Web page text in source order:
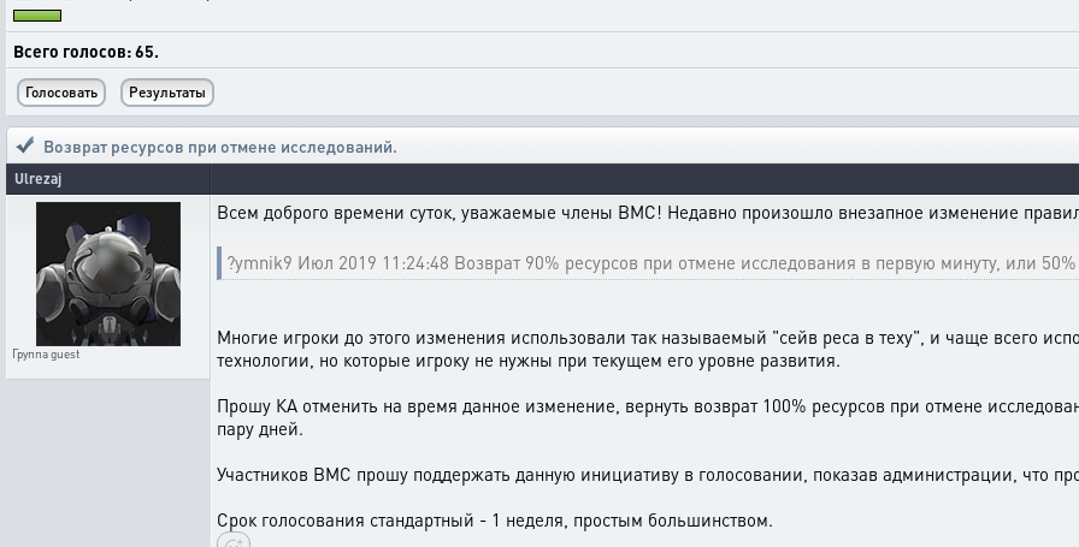
Всего голосов: 65.
Возврат ресурсов при отмене исследований.
Ulrezaj
Группаguest
Всем доброго времени суток, уважаемые члены ВМС! Недавно произошло внезапное изменение
?ymnik9 Июл 2019 11:24:48 Возврат 90% ресурсов при отмене исследования в первую минуту, или
Многие игроки до этого изменения использовали так называемый "сейв реса в теху", и чаще всего
технологии, но которые игроку не нужны при текущем его уровне развития.
Прошу КА отменить на время данное изменение, вернуть возврат 100% ресурсов при отмене
пару дней.
Участников ВМС прошу поддержать данную инициативу в голосовании, показав администрации, что
Срок голосования стандартный - 1 неделя, простым большинством.